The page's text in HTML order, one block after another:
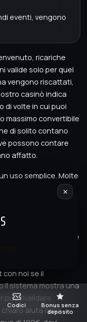
eventi, vengono
ricariche
valide solo per quel
vengono riscattati,
casinò indica
di volte in cui puoi
massimo convertibile
di solito contano
possono contare
affatto.
uso semplice. Molte
controlla prima la
paese giusto e
Alcuni metodi
promozionali. Fai
delle scommesse che
del gioco viene
ti dà giri
noi se il
il sistema mostra una
può rivalidare
aiuta nella
Codici
Bonus senza
deposito